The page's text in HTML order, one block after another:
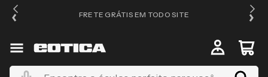
FRETE GRÁTIS EM TODO SITE
Encontre o óculos perfeito para você